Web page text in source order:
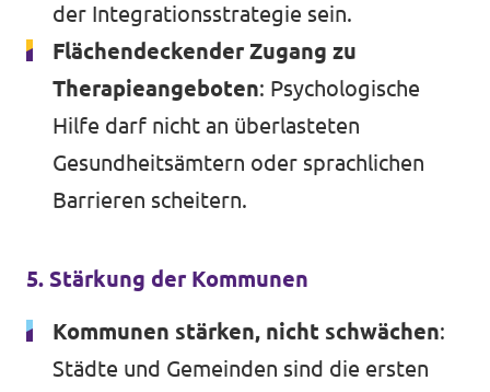
der Integrationsstrategie sein.
Flächendeckender Zugang zu
Therapieangeboten: Psychologische
Hilfe darf nicht an überlasteten
Gesundheitsämtern oder sprachlichen
Barrieren scheitern.
5. Stärkung der Kommunen
Kommunen stärken, nicht schwächen:
Städte und Gemeinden sind die ersten